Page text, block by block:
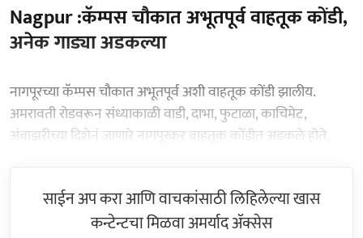
Nagpur :कॅम्पस चौकात अभूतपूर्व वाहतूक कोंडी,
अनेक गाड्या अडकल्या
नागपूरच्या कॅम्पस चौकात अभूतपूर्व अशी वाहतूक कोंडी झालीय.
अमरावती रोडवरून संध्याकाळी वाडी, दाभा, फुटाळा, काचिमेट,
अंबाझरीच्या दिशेनं जाणारे नागपूरकर वाहतूक कोंडीत अडकले होते.
साईन अप करा आणि वाचकांसाठी लिहिलेल्या खास
कन्टेन्टचा मिळवा अमर्याद ॲक्सेस